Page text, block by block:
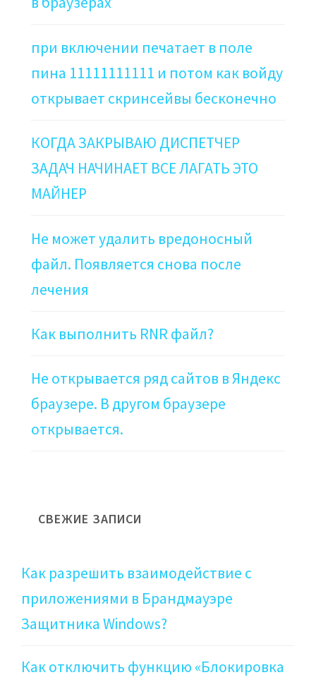
при включении печатает в поле
пина 11111111111 и потом как войду
открывает скринсейвы бесконечно
КОГДА ЗАКРЫВАЮ ДИСПЕТЧЕР
ЗАДАЧ НАЧИНАЕТ ВСЕ ЛАГАТЬ ЭТО
МАЙНЕР
Не может удалить вредоносный
файл. Появляется снова после
лечения
Как выполнить RNR файл?
Не открывается ряд сайтов в Яндекс
браузере. В другом браузере
открывается.
СВЕЖИЕ ЗАПИСИ
Как разрешить взаимодействие с
приложениями в Брандмауэре
Защитника Windows?
Как отключить функцию «Блокировка